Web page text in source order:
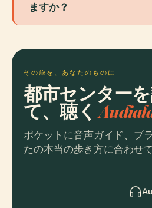
ますか？
その旅を、あなたのものに
都市センター
て、聴く
ポケットに音声ガイド、ブ
たの本当の歩き方に合わせ